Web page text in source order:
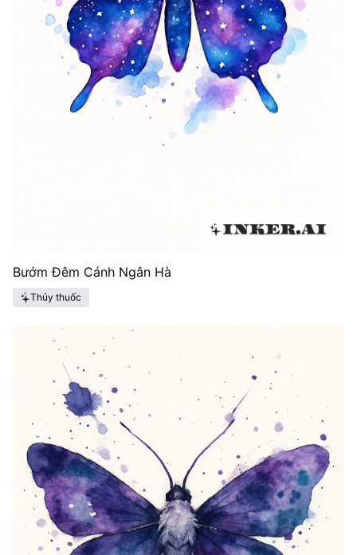
Bướm Đêm Cánh Ngân Hà
Thủy thuốc